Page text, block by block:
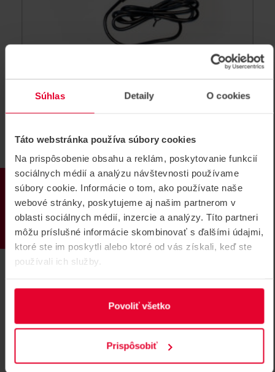
Súhlas Detaily O cookies
Táto webstránka používa súbory cookies
Na prispôsobenie obsahu a reklám, poskytovanie funkcií
sociálnych médií a analýzu návštevnosti používame
súbory cookie. Informácie o tom, ako používate naše
webové stránky, poskytujeme aj našim partnerom v
oblasti sociálnych médií, inzercie a analýzy. Títo partneri
môžu príslušné informácie skombinovať s ďalšími údajmi,
ktoré ste im poskytli alebo ktoré od vás získali, keď ste
používali ich služby.
Povoliť všetko
Prispôsobiť
PRODUKTY
PS 12/1000 Napájací zdroj